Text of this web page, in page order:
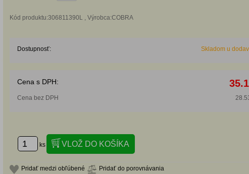
Kód produktu:306811390L , Výrobca:COBRA
Dostupnosť: Skladom u
Cena s DPH:
Cena bez DPH
ks
Pridať medzi obľúbené Pridať do porovnávania